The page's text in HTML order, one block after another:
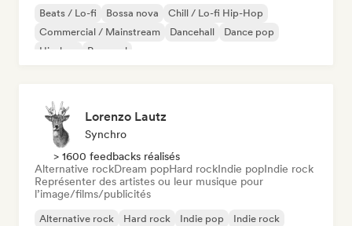
Beats / Lo-fi Bossa nova
Chill / Lo-fi Hip-Hop
Commercial / Mainstream
Dancehall
Dance pop
Hip-hop
Pop soul
Lorenzo Lautz
Synchro
> 1600 feedbacks réalisés
Alternative rockDream popHard rockIndie popIndie rock
Représenter des artistes ou leur musique pour
l’image/films/publicités
Alternative rock Hard rock Indie pop
Indie rock